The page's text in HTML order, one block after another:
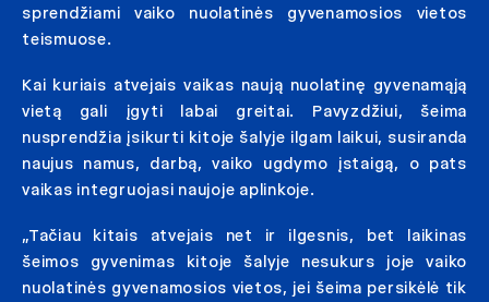
sprendžiami vaiko nuolatinės gyvenamosios vietos
teismuose.
Kai kuriais atvejais vaikas naują nuolatinę gyvenamąją
vietą gali įgyti labai greitai. Pavyzdžiui, šeima
nusprendžia įsikurti kitoje šalyje ilgam laikui, susiranda
naujus namus, darbą, vaiko ugdymo įstaigą, o pats
vaikas integruojasi naujoje aplinkoje.
„Tačiau kitais atvejais net ir ilgesnis, bet laikinas
šeimos gyvenimas kitoje šalyje nesukurs joje vaiko
nuolatinės gyvenamosios vietos, jei šeima persikėlė tik